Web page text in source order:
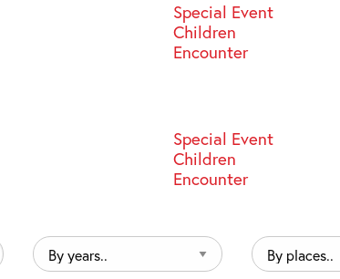
Special Event
Children
Encounter
Special Event
Children
Encounter
By
years..
By
places..